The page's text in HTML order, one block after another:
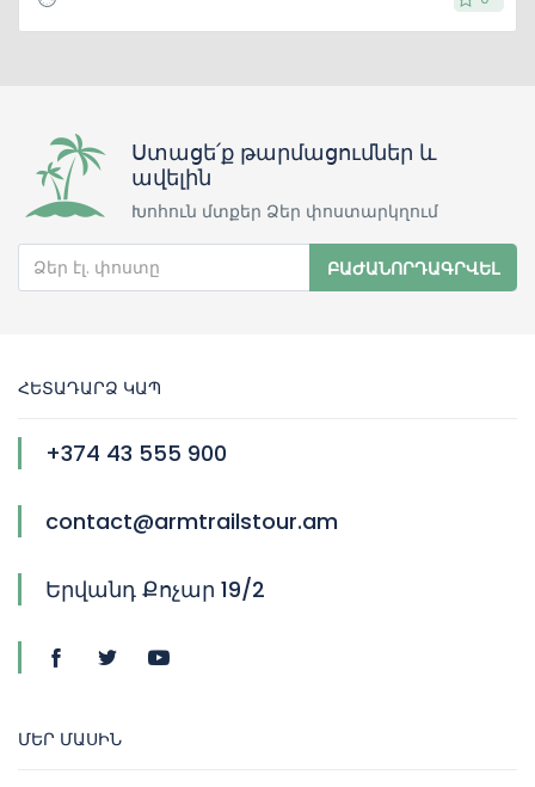
Ստացե՛ք թարմացումներ և
ավելին
Խոհուն մտքեր Ձեր փոստարկղում
ԲԱԺԱՆՈՐԴԱԳՐՎԵԼ
ՀԵՏԱԴԱՐՁ ԿԱՊ
+374 43 555 900
contact@armtrailstour.am
Երվանդ Քոչար 19/2
ՄԵՐ ՄԱՍԻՆ